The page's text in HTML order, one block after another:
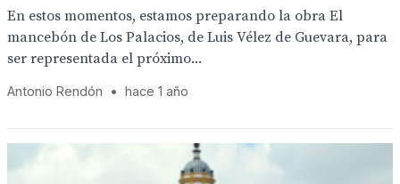
En estos momentos, estamos preparando la obra El
mancebón de Los Palacios, de Luis Vélez de Guevara, para
ser representada el próximo...
Antonio Rendón • hace 1 año